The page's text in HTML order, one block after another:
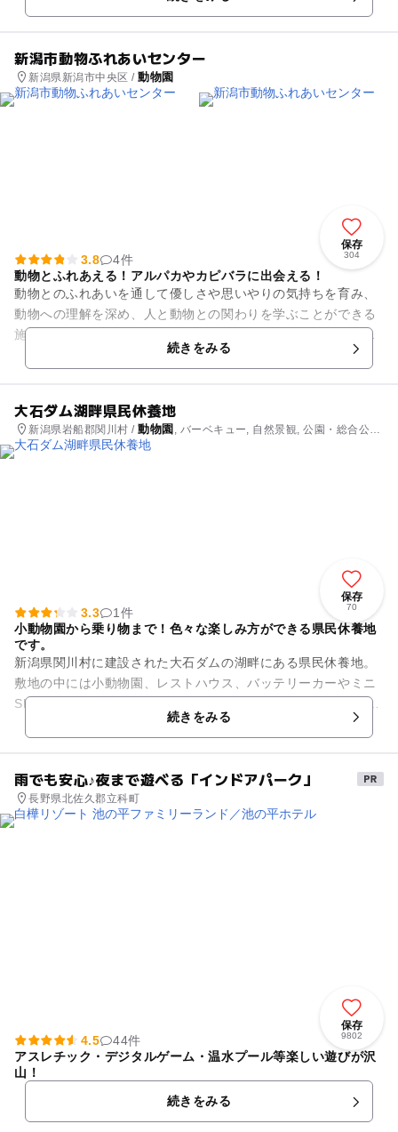
新潟市動物ふれあいセンター
新潟県新潟市中央区 /動物園
保存
304
3.8
4件
動物とふれあえる！アルパカやカピバラに出会える！
動物とのふれあいを通して優しさや思いやりの気持ちを育み、
動物への理解を深め、人と動物との関わりを学ぶことができる
施設です。アルパカ、カピバラ、ヒツジ、ヤギ、ポニー、ウサ
ギ、モルモットなどの動物が...続きをみる
大石ダム湖畔県民休養地
新潟県岩船郡関川村 /動物園 , バーベキュー, 自然景観, 公園・総合公
園, 観光
保存
70
3.3
1件
小動物園から乗り物まで！色々な楽しみ方ができる県民休養地
です。
新潟県関川村に建設された大石ダムの湖畔にある県民休養地。
敷地の中には小動物園、レストハウス、バッテリーカーやミニ
SL、ゴーカートなどの乗り物体験、アスレチック広場、バーベ
続きをみる
雨でも安心♪夜まで遊べる「インドアパーク」
長野県北佐久郡立科町
保存
9802
4.5
44件
アスレチック・デジタルゲーム・温水プール等楽しい遊びが沢
山！
続きをみる